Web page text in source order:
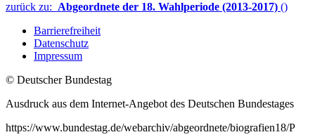
zurück zu: Abgeordnete der 18. Wahlperiode (2013-2017) ()
Barrierefreiheit
Datenschutz
Impressum
© Deutscher Bundestag
Ausdruck aus dem Internet-Angebot des Deutschen Bundestages
https://www.bundestag.de/webarchiv/abgeordnete/biografien18/P